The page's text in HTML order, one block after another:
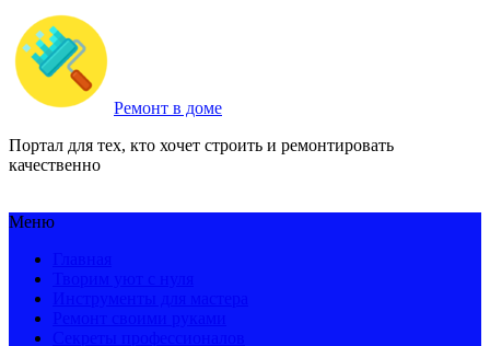
Ремонт в доме
Портал для тех, кто хочет строить и ремонтировать
качественно
Меню